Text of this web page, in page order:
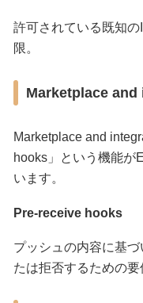
許可されている既知
限。
Marketplace
Marketplace and
hooks」という機能が
います。
Pre-receive hooks
プッシュの内容に基
たは拒否するための要